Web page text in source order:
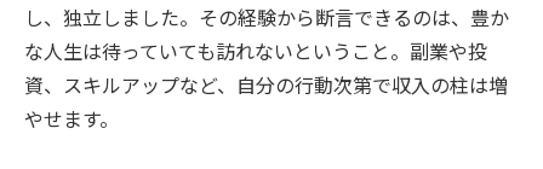
し、独立しました。その経験から断言できるのは、豊か
な人生は待っていても訪れないということ。副業や投
資、スキルアップなど、自分の行動次第で収入の柱は増
やせます。